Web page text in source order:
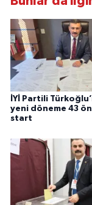
İYİ Partili
yeni döneme 43
start